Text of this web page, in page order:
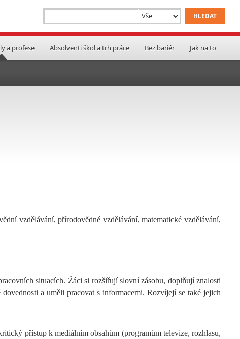
a profese Absolventi škol a trh práce Bez bariér Jak na to
vzdělávání, přírodovědné vzdělávání, matematické vzdělávání,
situacích. Žáci si rozšiřují slovní zásobu, doplňují znalosti
a uměli pracovat s informacemi. Rozvíjejí se také jejich
přístup k mediálním obsahům (programům televize, rozhlasu,